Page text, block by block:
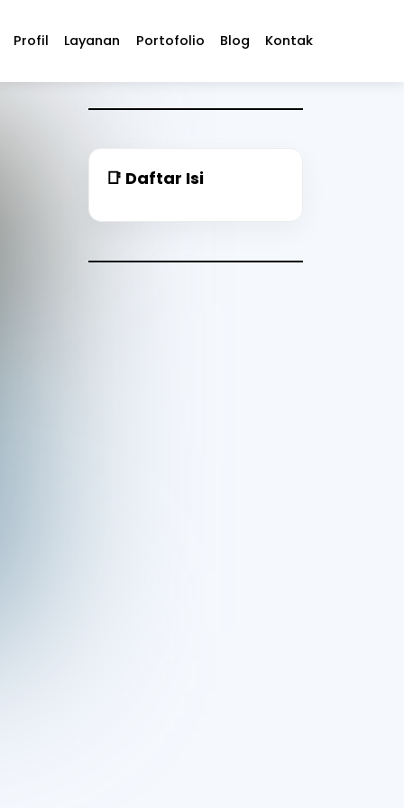
Profil Layanan Portofolio Blog Kontak
📑 Daftar Isi